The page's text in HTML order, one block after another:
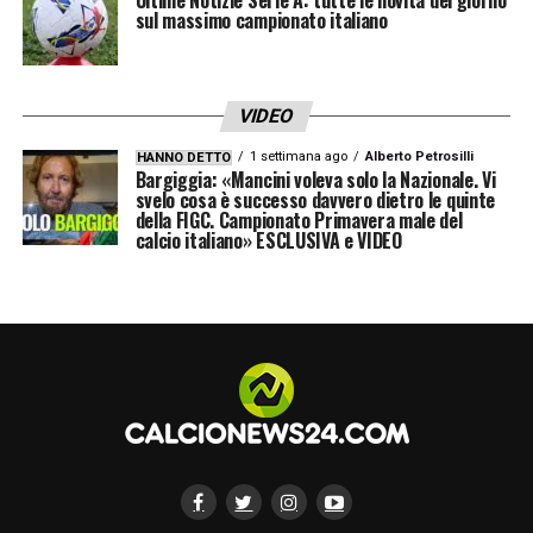
rettangolo di gioco.
Con eventi come questo, il
la propria centralità nel panorama calcistico
italiano, dimostrando ancora una volta di
essere un club in grado di attrarre
l’attenzione dei protagonisti più importanti
del calcio nazionale.
LA PLAYLIST DELLE NOSTRE TOP NEWS
sul massimo campionato italiano
VIDEO
HANNO DETTO 1 settimana ago Alberto Petrosilli
Bargiggia: «Mancini voleva solo la Nazionale. Vi
svelo cosa è successo davvero dietro le quinte
della FIGC. Campionato Primavera male del
calcio italiano» ESCLUSIVA e VIDEO